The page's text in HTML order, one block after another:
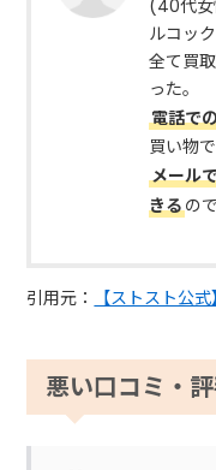
(40代
ルコッ
全て買
った。
電話で
買い物で
メール
きるの
引用元： 【ストスト公式】
悪い口コミ・